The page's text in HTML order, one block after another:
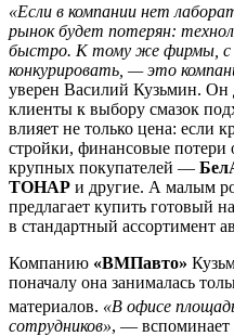
«Если в компании нет
рынок будет потерян:
быстро. К тому же фирмы, с
конкурировать, — это
уверен Василий Кузьмин. Он
клиенты к выбору смазок
влияет не только цена: если
стройки, финансовые потери
крупных покупателей —
ТОНАР и другие. А малым
предлагает купить готовый
в стандартный ассортимент
Компанию «ВМПавто»
поначалу она занималась
материалов. «В офисе
сотрудников», — вспоминает